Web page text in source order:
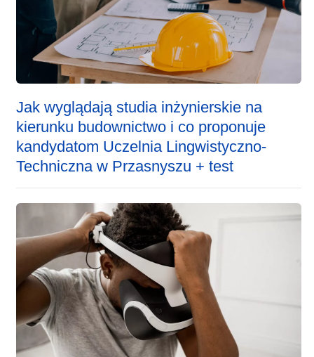
Jak wyglądają studia inżynierskie na
kierunku budownictwo i co proponuje
kandydatom Uczelnia Lingwistyczno-
Techniczna w Przasnyszu + test